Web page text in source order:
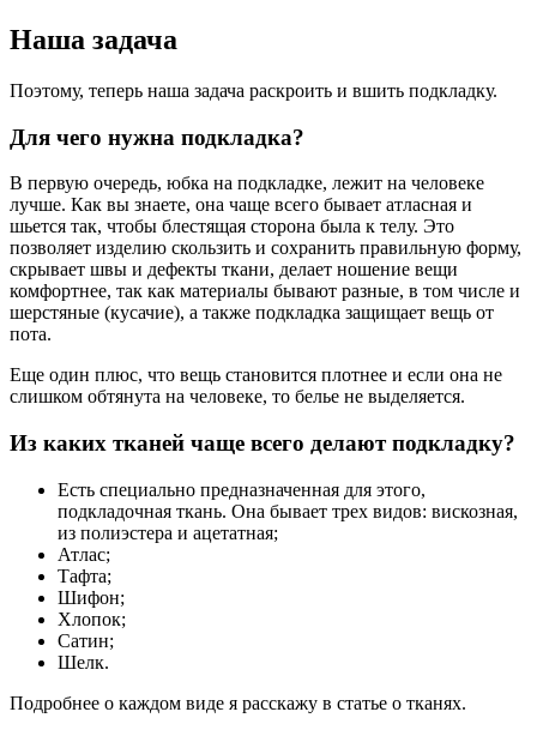
Наша задача
Поэтому, теперь наша задача раскроить и вшить подкладку.
Для чего нужна подкладка?
В первую очередь, юбка на подкладке, лежит на человеке
лучше. Как вы знаете, она чаще всего бывает атласная и
шьется так, чтобы блестящая сторона была к телу. Это
позволяет изделию скользить и сохранить правильную форму,
скрывает швы и дефекты ткани, делает ношение вещи
комфортнее, так как материалы бывают разные, в том числе и
шерстяные (кусачие), а также подкладка защищает вещь от
пота.
Еще один плюс, что вещь становится плотнее и если она не
слишком обтянута на человеке, то белье не выделяется.
Из каких тканей чаще всего делают подкладку?
Есть специально предназначенная для этого,
подкладочная ткань. Она бывает трех видов: вискозная,
из полиэстера и ацетатная;
Атлас;
Тафта;
Шифон;
Хлопок;
Сатин;
Шелк.
Подробнее о каждом виде я расскажу в статье о тканях.